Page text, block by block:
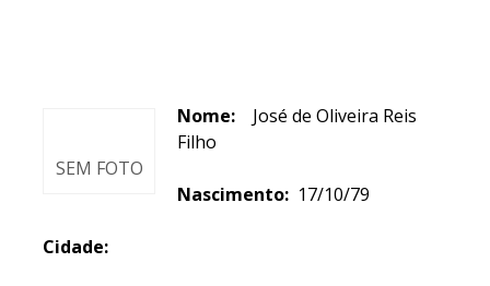
SEM FOTO
Nome: José de Oliveira Reis
Filho
Nascimento: 17/10/79
Cidade: